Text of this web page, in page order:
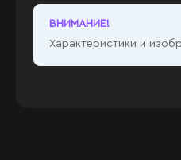
ВНИМАНИЕ!
Характеристики и